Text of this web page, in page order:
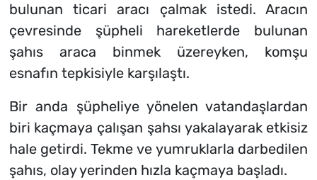
bulunan ticari aracı çalmak istedi. Aracın
çevresinde şüpheli hareketlerde bulunan
şahıs araca binmek üzereyken, komşu
esnafın tepkisiyle karşılaştı.
Bir anda şüpheliye yönelen vatandaşlardan
biri kaçmaya çalışan şahsı yakalayarak etkisiz
hale getirdi. Tekme ve yumruklarla darbedilen
şahıs, olay yerinden hızla kaçmaya başladı.